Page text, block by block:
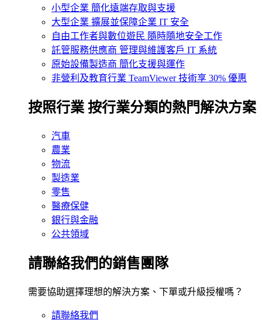
小型企業 簡化遠端存取與支援
大型企業 擴展並保障企業 IT 安全
自由工作者與數位遊民 隨時隨地安全工作
託管服務供應商 管理與維護客戶 IT 系統
原始設備製造商 簡化支援與運作
非營利及教育行業 TeamViewer 技術享 30% 優惠
按照行業 按行業分類的熱門解決方案
汽車
農業
物流
製造業
零售
醫療保健
銀行與金融
公共領域
請聯絡我們的銷售團隊
需要協助選擇理想的解決方案、下單或升級授權嗎？
請聯絡我們